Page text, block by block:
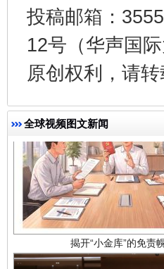
投稿邮箱：
12号（华声国
原创权利，请
全球视频图文新闻
揭开“小金库”的免责